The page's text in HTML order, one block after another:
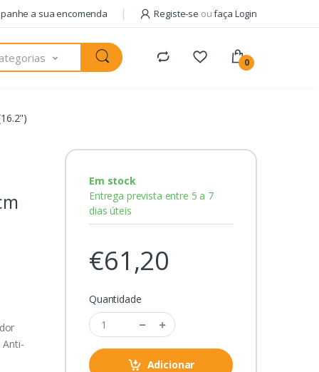
a sua encomenda Registe-se oufaça Login
0
Anti-
Em stock
Entrega prevista entre 5 a 7
dias úteis
€61,20
Quantidade
Adicionar